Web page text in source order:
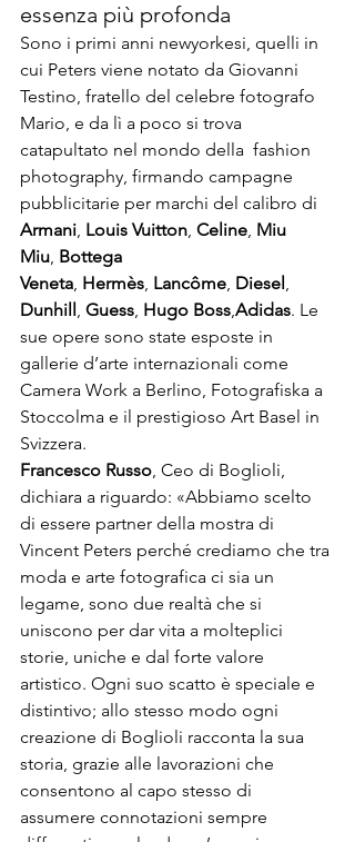
essenza più profonda
Sono i primi anni newyorkesi, quelli in
cui Peters viene notato da Giovanni
Testino, fratello del celebre fotografo
Mario, e da lì a poco si trova
catapultato nel mondo della  fashion
photography, firmando campagne
pubblicitarie per marchi del calibro di
Armani, Louis Vuitton, Celine, Miu
Miu, Bottega
Veneta, Hermès, Lancôme, Diesel ,
Dunhill , Guess, Hugo Boss,Adidas. Le
sue opere sono state esposte in
gallerie d’arte internazionali come
Camera Work a Berlino, Fotografiska a
Stoccolma e il prestigioso Art Basel in
Svizzera.
Francesco Russo, Ceo di Boglioli,
dichiara a riguardo: «Abbiamo scelto
di essere partner della mostra di
Vincent Peters perché crediamo che tra
moda e arte fotografica ci sia un
legame, sono due realtà che si
uniscono per dar vita a molteplici
storie, uniche e dal forte valore
artistico. Ogni suo scatto è speciale e
distintivo; allo stesso modo ogni
creazione di Boglioli racconta la sua
storia, grazie alle lavorazioni che
consentono al capo stesso di
assumere connotazioni sempre